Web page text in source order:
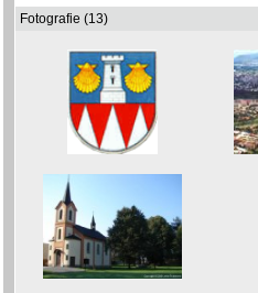
Fotografie (13)